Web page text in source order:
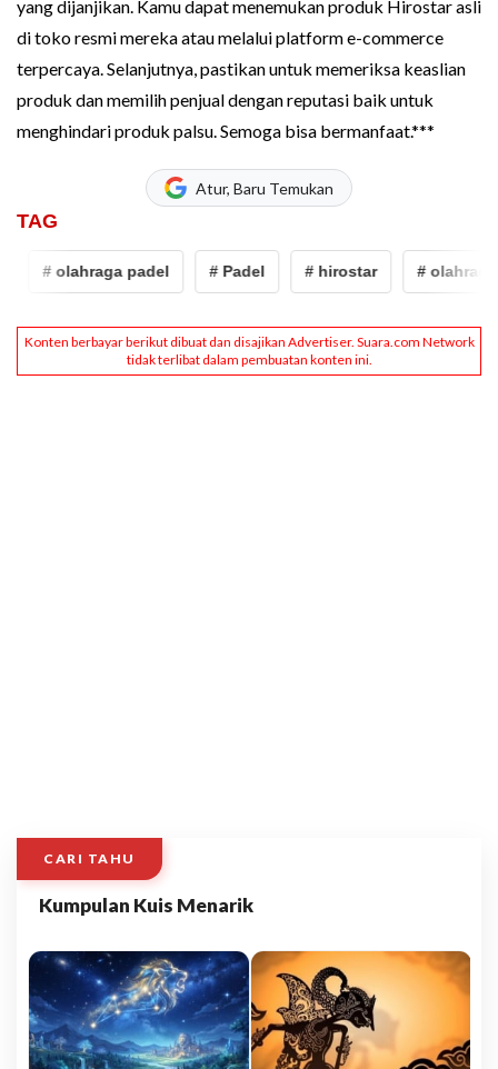
yang dijanjikan. Kamu d‌apat menemukan produk Hirostar a‌sli
di toko resmi mereka atau melalui plat‍form e-commerce
terpercaya. Sela‍njutnya, pastikan untuk memeriksa keasli‌an
produk dan memilih penjual dengan reputasi baik untu‍k
menghindari produk palsu. Semoga bisa bermanfaat.***
Atur, Baru Temukan
TAG
# olahraga padel # Padel # hirostar # olahraga
CARI TAHU
Kumpulan Kuis Menarik